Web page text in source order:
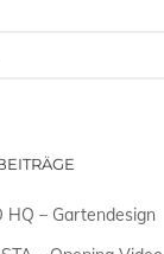
HQ – Gartendesign